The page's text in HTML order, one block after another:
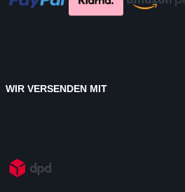
WIR VERSENDEN MIT